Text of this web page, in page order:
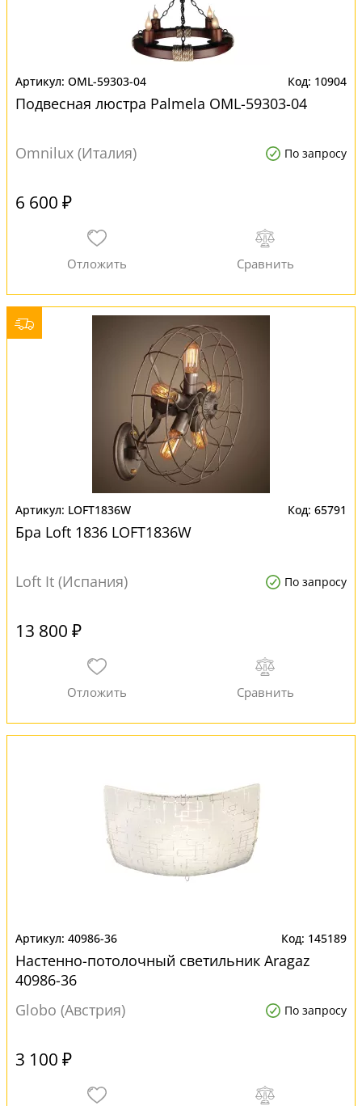
OML-59303-04 10904
Подвесная люстра Palmela OML-59303-04
Omnilux (Италия) По запросу
6 600 ₽
LOFT1836W 65791
Бра Loft 1836 LOFT1836W
Loft It (Испания) По запросу
13 800 ₽
40986-36 145189
Настенно-потолочный светильник Aragaz
40986-36
Globo (Австрия)
По запросу
3 100 ₽